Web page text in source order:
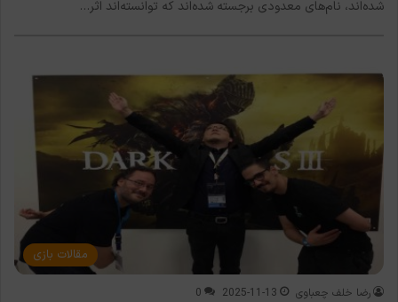
شده‌اند، نام‌های معدودی برجسته شده‌اند که توانسته‌اند اثر…
مقالات بازی
رضا خلف چعباوی 2025-11-13
0